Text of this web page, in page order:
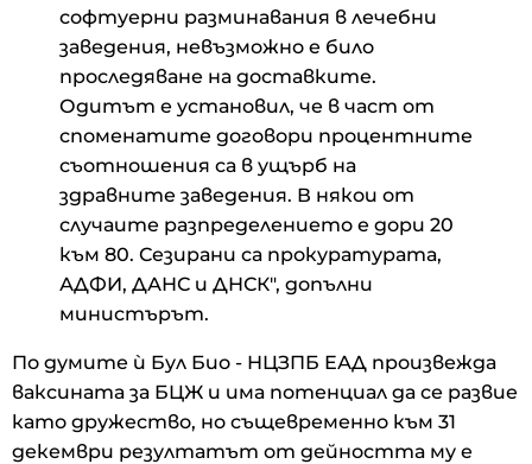
софтуерни разминавания в лечебни
заведения, невъзможно е било
проследяване на доставките.
Одитът е установил, че в част от
споменатите договори процентните
съотношения са в ущърб на
здравните заведения. В някои от
случаите разпределението е дори 20
към 80. Сезирани са прокуратурата,
АДФИ, ДАНС и ДНСК", допълни
министърът.
По думите ѝ Бул Био - НЦЗПБ ЕАД произвежда
ваксината за БЦЖ и има потенциал да се развие
като дружество, но същевременно към 31
декември резултатът от дейността му е